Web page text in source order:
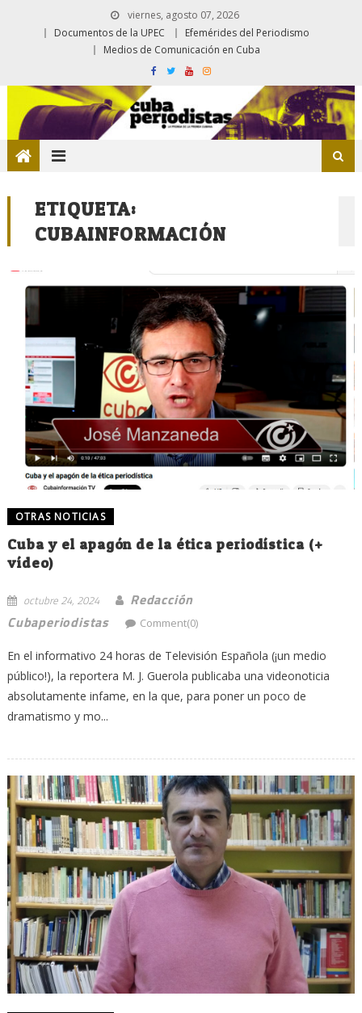
viernes, agosto 07, 2026
Documentos de la UPEC
Efemérides del Periodismo
Medios de Comunicación en Cuba
ETIQUETA:
CUBAINFORMACIÓN
OTRAS NOTICIAS
Cuba y el apagón de la ética periodística (+
vídeo)
octubre 24, 2024
Redacción
Cubaperiodistas
Comment(0)
En el informativo 24 horas de Televisión Española (¡un medio
público!), la reportera M. J. Guerola publicaba una videonoticia
absolutamente infame, en la que, para poner un poco de
dramatismo y mo...